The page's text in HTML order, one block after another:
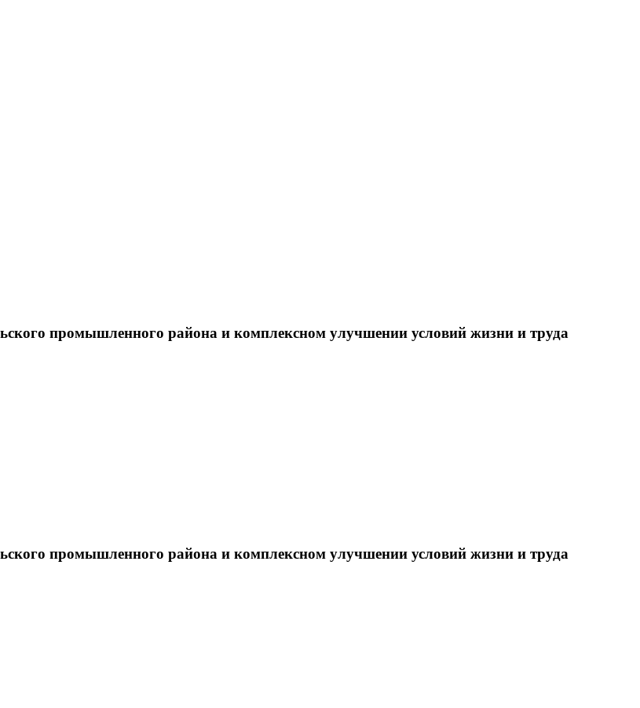
промышленного района и комплексном улучшении условий жизни и труда
промышленного района и комплексном улучшении условий жизни и труда